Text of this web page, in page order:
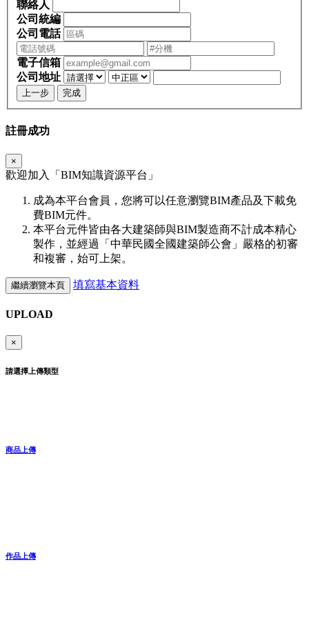
聯絡人
公司統編
公司電話
電子信箱
公司地址
上一步 完成
註冊成功
×
歡迎加入「 BIM知識資源平台」
成為本平台會員，您將可以任意瀏覽BIM產品及下載免
費BIM元件。
本平台元件皆由各大建築師與BIM製造商不計成本精心
製作，並經過「中華民國全國建築師公會」嚴格的初審
和複審，始可上架。
繼續瀏覽本頁 填寫基本資料
UPLOAD
×
請選擇上傳類型
商品上傳
作品上傳